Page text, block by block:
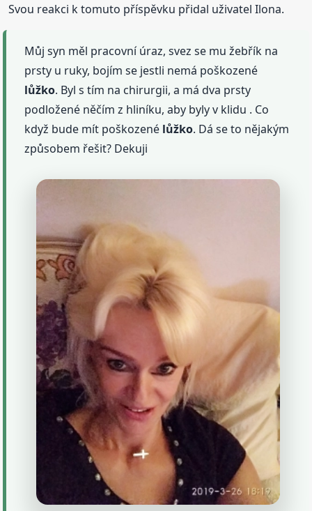
Svou reakci k tomuto příspěvku přidal uživatel Ilona.
Můj syn měl pracovní úraz, svez se mu žebřík na
prsty u ruky, bojím se jestli nemá poškozené
lůžko. Byl s tím na chirurgii, a má dva prsty
podložené něčím z hliníku, aby byly v klidu . Co
když bude mít poškozené lůžko. Dá se to nějakým
způsobem řešit? Dekuji